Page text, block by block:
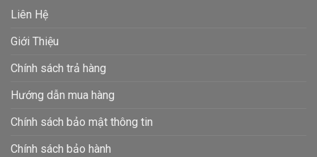
Liên Hệ
Giới Thiệu
Chính sách trả hàng
Hướng dẫn mua hàng
Chính sách bảo mật thông tin
Chính sách bảo hành